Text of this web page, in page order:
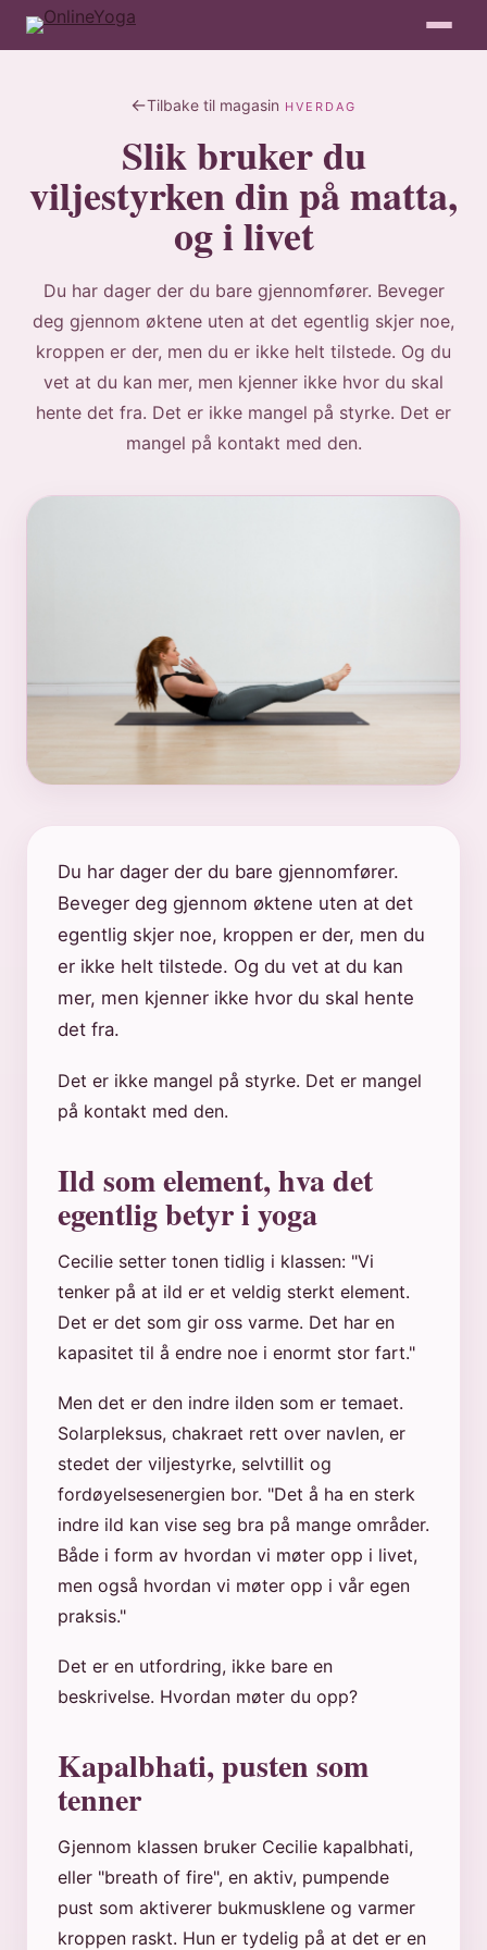
Tilbake til magasin HVERDAG
Slik bruker du
viljestyrken din på matta,
og i livet
Du har dager der du bare gjennomfører. Beveger
deg gjennom øktene uten at det egentlig skjer noe,
kroppen er der, men du er ikke helt tilstede. Og du
vet at du kan mer, men kjenner ikke hvor du skal
hente det fra. Det er ikke mangel på styrke. Det er
mangel på kontakt med den.
Du har dager der du bare gjennomfører.
Beveger deg gjennom øktene uten at det
egentlig skjer noe, kroppen er der, men du
er ikke helt tilstede. Og du vet at du kan
mer, men kjenner ikke hvor du skal hente
det fra.
Det er ikke mangel på styrke. Det er mangel
på kontakt med den.
Ild som element, hva det
egentlig betyr i yoga
Cecilie setter tonen tidlig i klassen: "Vi
tenker på at ild er et veldig sterkt element.
Det er det som gir oss varme. Det har en
kapasitet til å endre noe i enormt stor fart."
Men det er den indre ilden som er temaet.
Solarpleksus, chakraet rett over navlen, er
stedet der viljestyrke, selvtillit og
fordøyelsesenergien bor. "Det å ha en sterk
indre ild kan vise seg bra på mange områder.
Både i form av hvordan vi møter opp i livet,
men også hvordan vi møter opp i vår egen
praksis."
Det er en utfordring, ikke bare en
beskrivelse. Hvordan møter du opp?
Kapalbhati, pusten som
tenner
Gjennom klassen bruker Cecilie kapalbhati,
eller "breath of fire", en aktiv, pumpende
pust som aktiverer bukmusklene og varmer
kroppen raskt. Hun er tydelig på at det er en